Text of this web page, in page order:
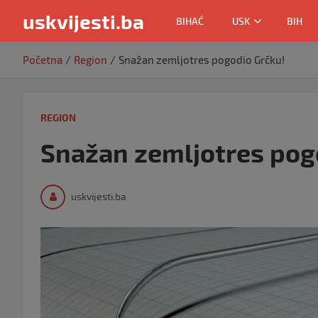
uskvijesti.ba BIHAĆ USK BIH
Početna Region Snažan zemljotres pogodio Grčku!
REGION
Snažan zemljotres
uskvijesti.ba